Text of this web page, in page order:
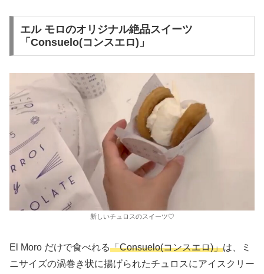
エル モロのオリジナル絶品スイーツ
「Consuelo(コンスエロ)」
新しいチュロスのスイーツ♡
El Moro だけで食べれる「Consuelo(コンスエロ)」は、ミ
ニサイズの渦巻き状に揚げられたチュロスにアイスクリー